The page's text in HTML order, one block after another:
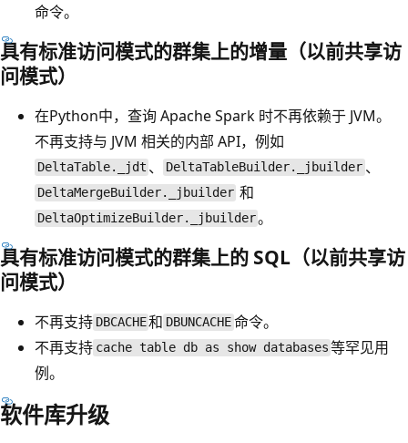
命令。
具有标准访问模式的群集上的增量（以前共享访
问模式）
在Python中，查询 Apache Spark 时不再依赖于 JVM。
不再支持与 JVM 相关的内部 API，例如
DeltaTable._jdt 、 DeltaTableBuilder._jbuilder 、
DeltaMergeBuilder._jbuilder 和
DeltaOptimizeBuilder._jbuilder。
具有标准访问模式的群集上的 SQL（以前共享访
问模式）
不再支持 DBCACHE和 DBUNCACHE命令。
不再支持 cache table db as show databases 等罕见用
例。
软件库升级